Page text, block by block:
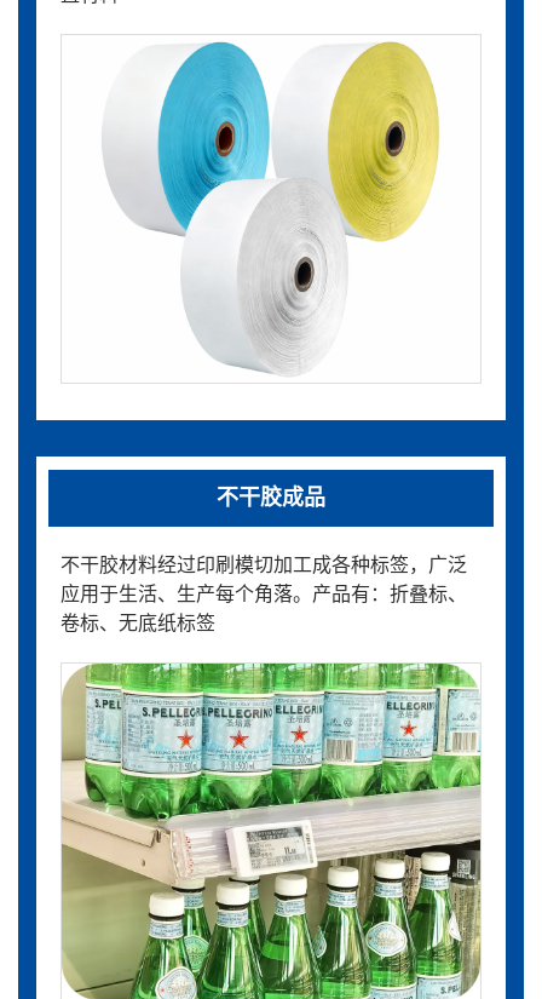
不干胶成品
不干胶材料经过印刷模切加工成各种标签，广泛
应用于生活、生产每个角落。产品有：折叠标、
卷标、无底纸标签